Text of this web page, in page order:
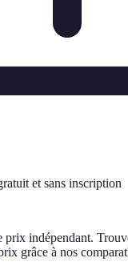
et sans inscription
prix indépendant.
grâce à nos